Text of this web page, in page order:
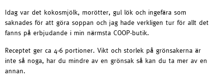
Idag var det kokosmjölk, morötter, gul lök och ingefära som
saknades för att göra soppan och jag hade verkligen tur för allt det
fanns på erbjudande i min närmsta COOP-butik.
Receptet ger ca 4-6 portioner. Vikt och storlek på grönsakerna är
inte så noga, har du mindre av en grönsak så kan du ta mer av en
annan.